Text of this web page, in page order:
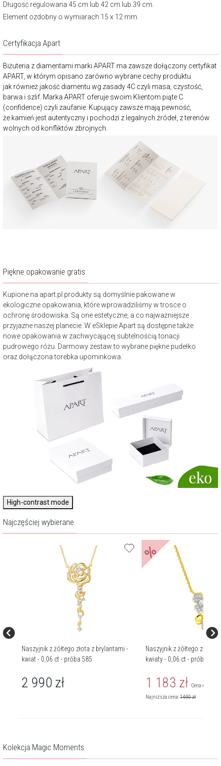
Długość regulowana 45 cm lub 42 cm lub 39 cm.
Element ozdobny o wymiarach 15 x 12 mm.
Certyfikacja Apart
Biżuteria z diamentami marki APART ma zawsze dołączony certyfikat
APART, w którym opisano zarówno wybrane cechy produktu
jak również jakość diamentu wg zasady 4C czyli masa, czystość,
barwa i szlif. Marka APART oferuje swoim Klientom piąte C
(confidence) czyli zaufanie. Kupujący zawsze mają pewność,
że kamień jest autentyczny i pochodzi z legalnych źródeł, z terenów
wolnych od konfliktów zbrojnych.
Piękne opakowanie gratis
Kupione na apart.pl produkty są domyślnie pakowane w
ekologiczne opakowania, które wprowadziliśmy w trosce o
ochronę środowiska. Są one estetyczne, a co najważniejsze
przyjazne naszej planecie. W eSklepie Apart są dostępne także
nowe opakowania w zachwycającej subtelnością tonacji
pudrowego różu. Darmowy zestaw to wybrane piękne pudełko
oraz dołączona torebka upominkowa.
High-contrast mode
Najczęściej wybierane
Naszyjnik z żółtego złota z brylantami -
kwiat - 0,06 ct - próba 585
2 990 zł
%
Naszyjnik z żółtego złota
kwiaty - 0,06 ct - próba 375
1 183 zł Cena
Najniższa cena:1 690zł
Kolekcja Magic Moments